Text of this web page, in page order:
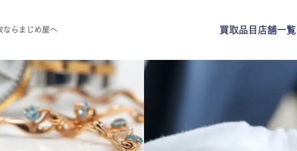
ならまじめ屋へ 買取品目 店舗一覧
買取品目